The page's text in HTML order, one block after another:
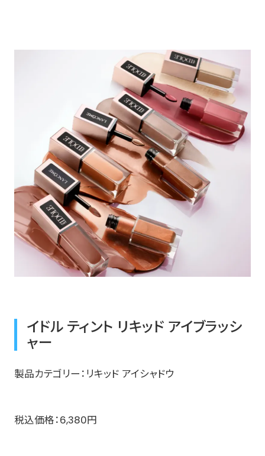
イドル ティント リキッド アイブラッシ
ャー
製品カテゴリー：リキッド アイシャドウ​
​税込価格：6,380円​